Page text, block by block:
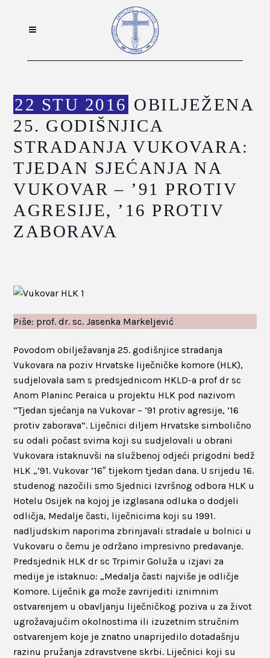
22 STU 2016 OBILJEŽENA
25. GODIŠNJICA
STRADANJA VUKOVARA:
TJEDAN SJEĆANJA NA
VUKOVAR – ’91 PROTIV
AGRESIJE, ’16 PROTIV
ZABORAVA
Piše: prof. dr. sc. Jasenka Markeljević
Povodom obilježavanja 25. godišnjice stradanja
Vukovara na poziv Hrvatske liječničke komore (HLK),
sudjelovala sam s predsjednicom HKLD-a prof dr sc
Anom Planinc Peraica u projektu HLK pod nazivom
“Tjedan sjećanja na Vukovar – ’91 protiv agresije, ’16
protiv zaborava”. Liječnici diljem Hrvatske simbolično
su odali počast svima koji su sudjelovali u obrani
Vukovara istaknuvši na službenoj odjeći prigodni bedž
HLK „’91. Vukovar ’16″ tijekom tjedan dana. U srijedu 16.
studenog nazočili smo Sjednici Izvršnog odbora HLK u
Hotelu Osijek na kojoj je izglasana odluka o dodjeli
odličja, Medalje časti, liječnicima koji su 1991.
nadljudskim naporima zbrinjavali stradale u bolnici u
Vukovaru o čemu je održano impresivno predavanje.
Predsjednik HLK dr sc Trpimir Goluža u izjavi za
medije je istaknuo: „Medalja časti najviše je odličje
Komore. Liječnik ga može zavrijediti iznimnim
ostvarenjem u obavljanju liječničkog poziva u za život
ugrožavajućim okolnostima ili izuzetnim stručnim
ostvarenjem koje je znatno unaprijedilo dotadašnju
razinu pružanja zdravstvene skrbi. Liječnici koji su